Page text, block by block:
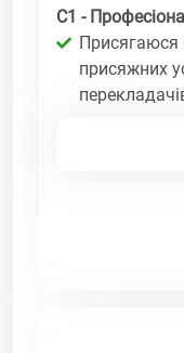
C1 -
Присягаюся
присяжних